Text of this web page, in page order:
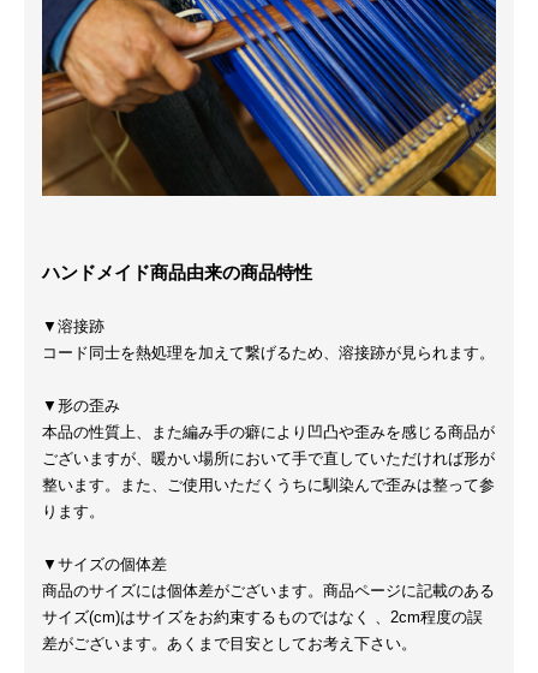
ハンドメイド商品由来の商品特性
▼溶接跡
コード同士を熱処理を加えて繋げるため、溶接跡が見られます。
▼形の歪み
本品の性質上、また編み手の癖により凹凸や歪みを感じる商品が
ございますが、暖かい場所において手で直していただければ形が
整います。また、ご使用いただくうちに馴染んで歪みは整って参
ります。
▼サイズの個体差
商品のサイズには個体差がございます。商品ページに記載のある
サイズ(cm)はサイズをお約束するものではなく 、2cm程度の誤
差がございます。あくまで目安としてお考え下さい。